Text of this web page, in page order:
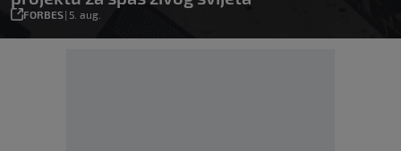
FORBES| 5. aug.